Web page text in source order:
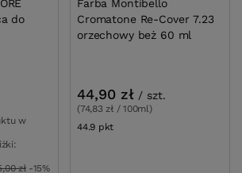
do
w
zł -15%
Farba Montibello
Cromatone Re-Cover 7.23
orzechowy beż 60 ml
44,90 zł / szt.
(74,83 zł / 100ml)
44.9 pkt